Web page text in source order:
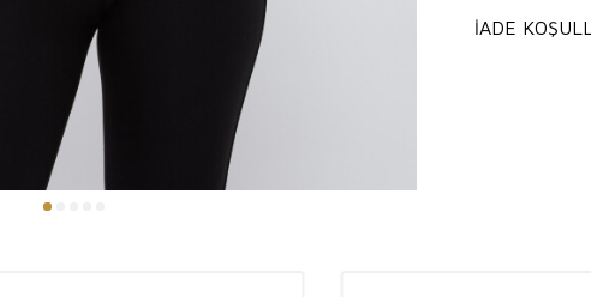
İADE